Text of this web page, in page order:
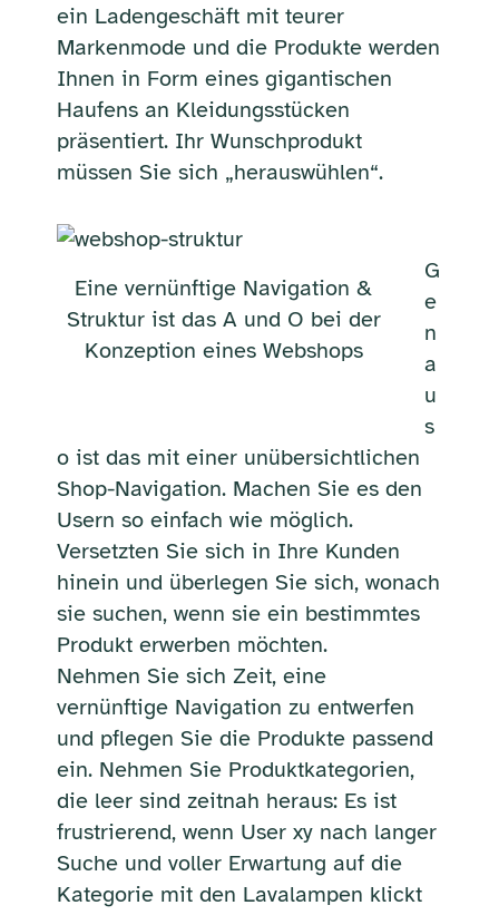
ein Ladengeschäft mit teurer
Markenmode und die Produkte werden
Ihnen in Form eines gigantischen
Haufens an Kleidungsstücken
präsentiert. Ihr Wunschprodukt
müssen Sie sich „herauswühlen“.
Eine vernünftige Navigation &
Struktur ist das A und O bei der
Konzeption eines Webshops
G
e
n
a
u
s
o ist das mit einer unübersichtlichen
Shop-Navigation. Machen Sie es den
Usern so einfach wie möglich.
Versetzten Sie sich in Ihre Kunden
hinein und überlegen Sie sich, wonach
sie suchen, wenn sie ein bestimmtes
Produkt erwerben möchten.
Nehmen Sie sich Zeit, eine
vernünftige Navigation zu entwerfen
und pflegen Sie die Produkte passend
ein. Nehmen Sie Produktkategorien,
die leer sind zeitnah heraus: Es ist
frustrierend, wenn User xy nach langer
Suche und voller Erwartung auf die
Kategorie mit den Lavalampen klickt